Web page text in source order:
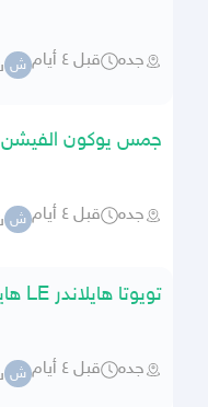
جده قبل ٤ أيام ش
جمس يوكون الفيشن 2025 طويل بانوراما الجميح بدون دبل شرط
جده قبل ٤ أيام ش
تويوتا هايلاندر LE هايبرد 2026 أبيض بدون دبل بأقل سعر
جده قبل ٤ أيام ش